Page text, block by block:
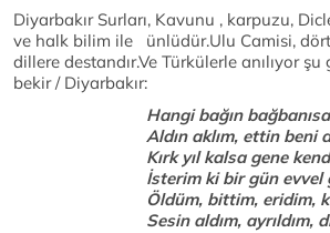
Diyarbakır Surları, Kavunu , karpuzu,
ve halk bilim ile ünlüdür.Ulu Camisi,
dillere destandır.Ve Türkülerle anılıyor
bekir / Diyarbakır:
Hangi bağın
Aldın aklım, ettin beni
Kırk yıl kalsa gene
İsterim ki bir gün evvel
Öldüm, bittim, eridim,
Sesin aldım, ayrıldım,